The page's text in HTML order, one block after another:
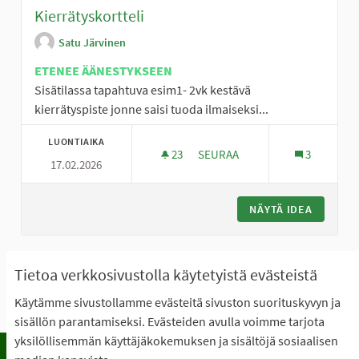
Tietoa verkkosivustolla käytetyistä evästeistä
Käytämme sivustollamme evästeitä sivuston suorituskyvyn ja
sisällön parantamiseksi. Evästeiden avulla voimme tarjota
yksilöllisemmän käyttäjäkokemuksen ja sisältöjä sosiaalisen
Kierrätyskortteli
Satu Järvinen
ETENEE ÄÄNESTYKSEEN
Sisätilassa tapahtuva esim1- 2vk kestävä
kierrätyspiste jonne saisi tuoda ilmaiseksi...
LUONTIAIKA
17.02.2026
23 23 SEURAAJAA
SEURAA 3
NÄYTÄ IDEA
1 Seuraava › Viimeinen »
Näytä kaikki peruutetut ideat